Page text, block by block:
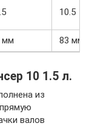
10.5
мм 83 мм
10 1.5 л.
из
валов